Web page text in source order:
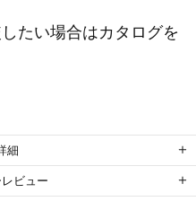
たい場合はカタログを
細
ビュー